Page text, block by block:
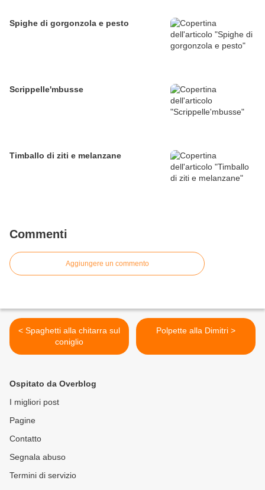
Spighe di gorgonzola e pesto
Scrippelle'mbusse
Timballo di ziti e melanzane
Commenti
Aggiungere un commento
< Spaghetti alla chitarra sul
coniglio
Polpette alla Dimitri >
Ospitato da Overblog
I migliori post
Pagine
Contatto
Segnala abuso
Termini di servizio